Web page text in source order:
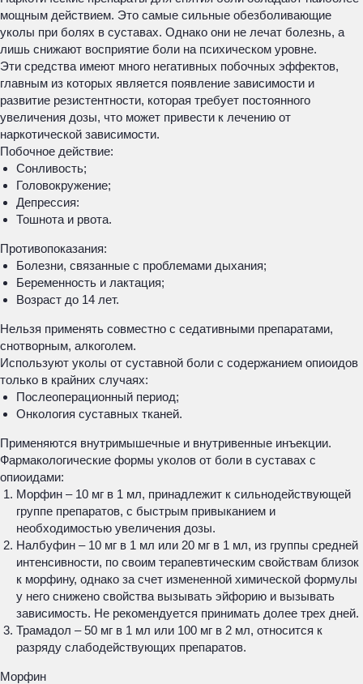
мощным действием. Это самые сильные обезболивающие
уколы при болях в суставах. Однако они не лечат болезнь, а
лишь снижают восприятие боли на психическом уровне.
Эти средства имеют много негативных побочных эффектов,
главным из которых является появление зависимости и
развитие резистентности, которая требует постоянного
увеличения дозы, что может привести к лечению от
наркотической зависимости.
Побочное действие:
Сонливость;
Головокружение;
Депрессия:
Тошнота и рвота.
Противопоказания:
Болезни, связанные с проблемами дыхания;
Беременность и лактация;
Возраст до 14 лет.
Нельзя применять совместно с седативными препаратами,
снотворным, алкоголем.
Используют уколы от суставной боли с содержанием опиоидов
только в крайних случаях:
Послеоперационный период;
Онкология суставных тканей.
Применяются внутримышечные и внутривенные инъекции.
Фармакологические формы уколов от боли в суставах с
опиоидами:
Морфин – 10 мг в 1 мл, принадлежит к сильнодействующей
группе препаратов, с быстрым привыканием и
необходимостью увеличения дозы.
Налбуфин – 10 мг в 1 мл или 20 мг в 1 мл, из группы средней
интенсивности, по своим терапевтическим свойствам близок
к морфину, однако за счет измененной химической формулы
у него снижено свойства вызывать эйфорию и вызывать
зависимость. Не рекомендуется принимать долее трех дней.
Трамадол – 50 мг в 1 мл или 100 мг в 2 мл, относится к
разряду слабодействующих препаратов.
Морфин